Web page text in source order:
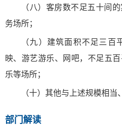
（八）客房数不足五十间
务场所；
（九）建筑面积不足三
映、游艺游乐、网吧，不足五
乐等场所；
（十）其他与上述规模相当
部门解读